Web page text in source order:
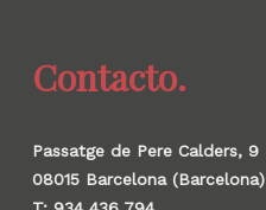
Contacto.
Passatge de Pere Calders, 9
08015 Barcelona (Barcelona)